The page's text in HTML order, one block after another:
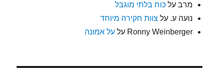
מרב עלכוח בלתי מוגבל
נועה ע. על צוות חקירה מיוחד
Ronny Weinberger עלעל אמונה